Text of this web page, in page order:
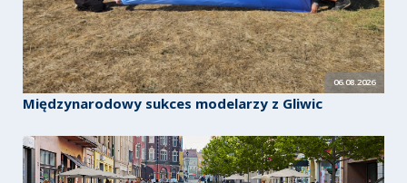
06.08.2026
Międzynarodowy sukces modelarzy z Gliwic